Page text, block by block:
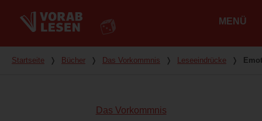
MENÜ
Du bist hier
Startseite ❭ Bücher ❭ Das Vorkommnis ❭ Leseeindrücke ❭
Das Vorkommnis